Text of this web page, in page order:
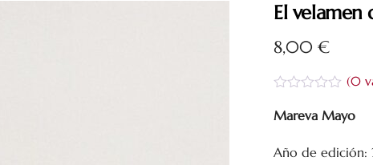
El velamen
8,00€
a
r
(0
Mareva Mayo
Año de edición: